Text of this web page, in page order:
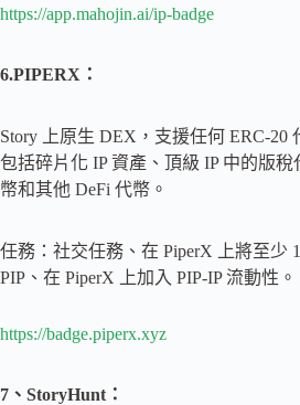
https://app.mahojin.ai/ip-badge
6.PIPERX：
Story 上原生 DEX，支援任何 ERC-20
包括碎片化 IP 資產、頂級 IP 中的版
幣和其他 DeFi 代幣。
任務：社交任務、在 PiperX 上將至少
PIP、在 PiperX 上加入 PIP-IP 流動性。
https://badge.piperx.xyz
7、StoryHunt：